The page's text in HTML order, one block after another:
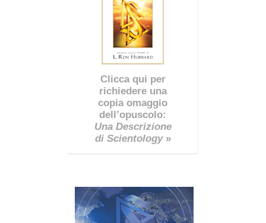
Clicca qui per
richiedere una
copia omaggio
dell’opuscolo:
Una Descrizione
di Scientology»